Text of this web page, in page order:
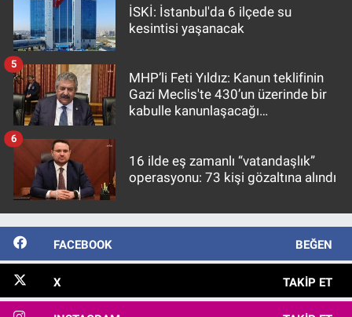
İSKİ: İstanbul'da 6 ilçede su
kesintisi yaşanacak
MHP’li Feti Yıldız: Kanun teklifinin
Gazi Meclis'te 430’un üzerinde bir
kabulle kanunlaşacağı
5
16 ilde eş zamanlı “vatandaşlık”
operasyonu: 73 kişi gözaltına alındı
6
FACEBOOK BEĞEN
X TAKIP ET